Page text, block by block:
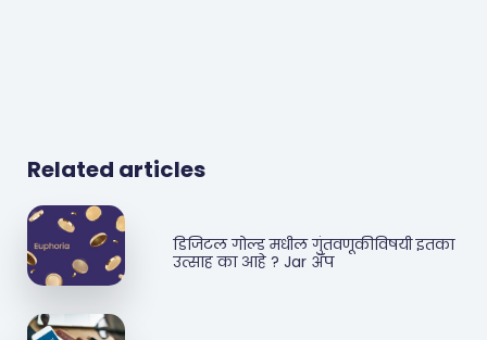
Related articles
डिजिटल गोल्ड मधील गुंतवणूकीविषयी इतका
उत्साह का आहे ? Jar ॲप